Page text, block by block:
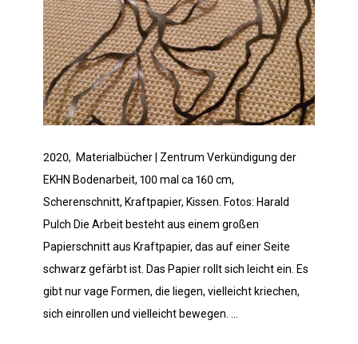
2020, Materialbücher | Zentrum Verkündigung der
EKHN Bodenarbeit, 100 mal ca 160 cm,
Scherenschnitt, Kraftpapier, Kissen. Fotos: Harald
Pulch Die Arbeit besteht aus einem großen
Papierschnitt aus Kraftpapier, das auf einer Seite
schwarz gefärbt ist. Das Papier rollt sich leicht ein. Es
gibt nur vage Formen, die liegen, vielleicht kriechen,
sich einrollen und vielleicht bewegen. …